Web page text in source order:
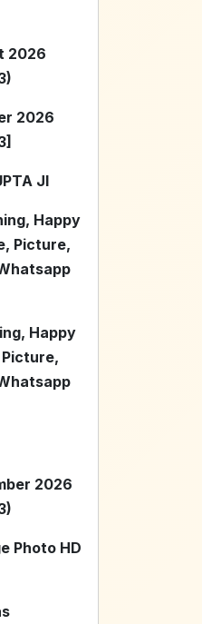
2026
2026
JI
Happy
Picture,
Happy
2026
Photo HD